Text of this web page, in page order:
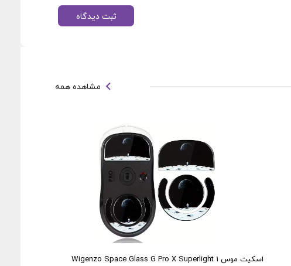
ثبت دیدگاه
مشاهده همه
اسکیت موس Wigenzo Space Glass G Pro X Superlight 1